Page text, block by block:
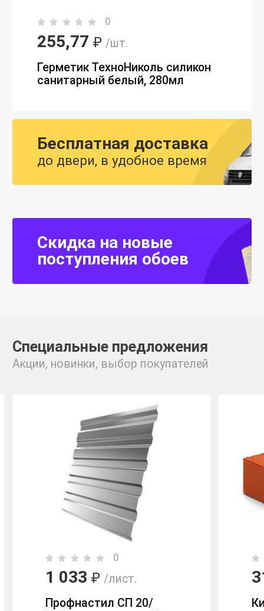
0
255,77 ₽ /шт.
Герметик ТехноНиколь силикон
санитарный белый, 280мл
Бесплатная доставка
до двери, в удобное время
Скидка на новые
поступления обоев
Специальные предложения
Акции, новинки, выбор покупателей
0
1 033 ₽ /лист.
Профнастил СП 20/